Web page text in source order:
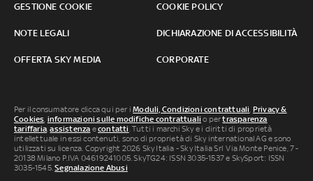
GESTIONE COOKIE COOKIE POLICY
NOTE LEGALI DICHIARAZIONE DI ACCESSIBILITÀ
OFFERTA SKY MEDIA CORPORATE
Per il consumatore clicca qui per iModuli, Condizioni contrattuali, Privacy &
Cookies, informazioni sulle modifiche contrattuali o pertrasparenza
tariffaria,assistenza econtatti. Tutti i marchi Sky e i diritti di proprietà
intellettuale in essi contenuti, sono di proprietà di Sky international AG e sono
utilizzati su licenza. Copyright 2026 Sky Italia - Sky Italia Srl Via Monte Penice, 7 -
20138 Milano P.IVA 04619241005. SkyTG24: ISSN 3035-1537 e SkySport: ISSN
3035-1545.Segnalazione Abusi